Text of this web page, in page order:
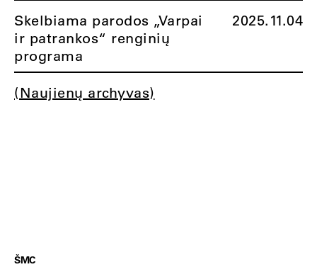
Skelbiama parodos „Varpai
ir patrankos“ renginių
programa
2025.11.04
(Naujienų archyvas)
ŠMC